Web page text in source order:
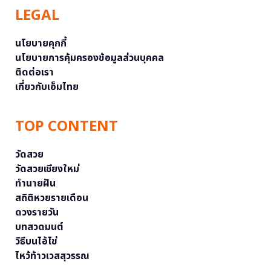
LEGAL
นโยบายคุกกี้
นโยบายการคุ้มครองข้อมูลส่วนบุคคล
ติดต่อเรา
เกี่ยวกับเอ็มไทย
TOP CONTENT
วัดสวย
วัดสวยเชียงใหม่
ทำนายฝัน
สถิติหวยรายเดือน
ดวงรายวัน
บทสวดมนต์
วิธีบนไอ้ไข่
ไหว้ท้าวเวสสุวรรณ